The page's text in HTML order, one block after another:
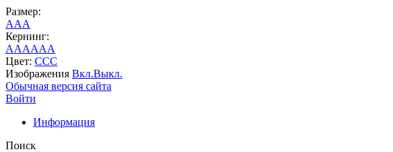
Размер:
AAA
Кернинг:
AAAAAA
Цвет: CCC
Изображения Вкл.Выкл.
Обычная версия сайта
Войти
Информация
Поиск